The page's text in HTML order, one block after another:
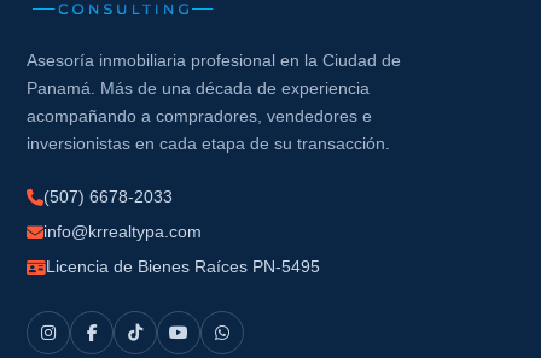
Asesoría inmobiliaria profesional en la Ciudad de
Panamá. Más de una década de experiencia
acompañando a compradores, vendedores e
inversionistas en cada etapa de su transacción.
(507) 6678-2033
info@krrealtypa.com
Licencia de Bienes Raíces PN-5495